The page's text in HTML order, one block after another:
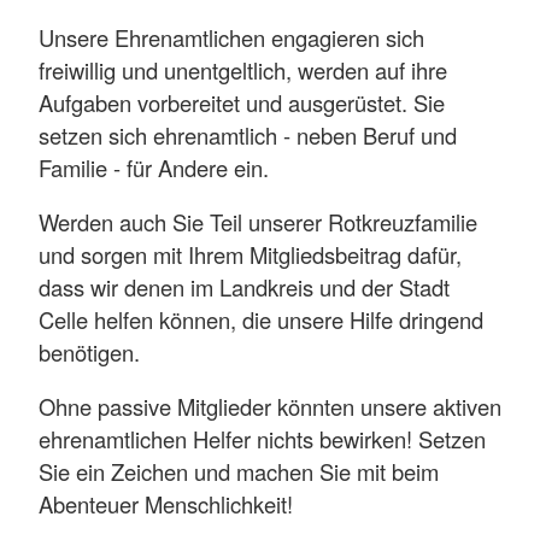
Unsere Ehrenamtlichen engagieren sich
freiwillig und unentgeltlich, werden auf ihre
Aufgaben vorbereitet und ausgerüstet. Sie
setzen sich ehrenamtlich - neben Beruf und
Familie - für Andere ein.
Werden auch Sie Teil unserer Rotkreuzfamilie
und sorgen mit Ihrem Mitgliedsbeitrag dafür,
dass wir denen im Landkreis und der Stadt
Celle helfen können, die unsere Hilfe dringend
benötigen.
Ohne passive Mitglieder könnten unsere aktiven
ehrenamtlichen Helfer nichts bewirken! Setzen
Sie ein Zeichen und machen Sie mit beim
Abenteuer Menschlichkeit!